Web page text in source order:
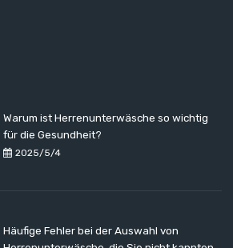
2025/5/4
Warum ist Herrenunterwäsche so wichtig
für die Gesundheit?
Häufige Fehler bei der Auswahl von